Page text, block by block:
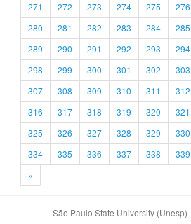
271
272 273 274 275 276
280
281 282 283 284 285
289
290 291 292 293 294
298
299 300 301 302 303
307
308 309 310 311 312
316
317 318 319 320 321
325
326 327 328 329 330
334
335 336 337 338 339
»
São Paulo State University (Unesp)